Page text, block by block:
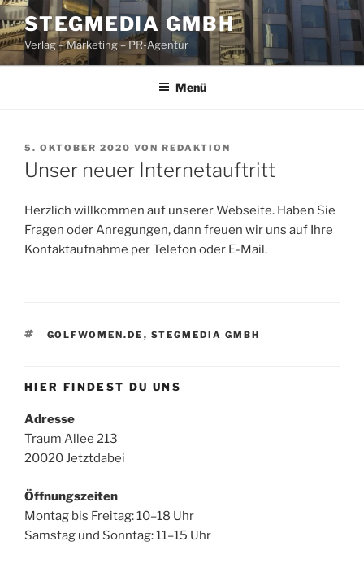
Zum
Inhalt
springen
STEGMEDIA GMBH
Verlag – Marketing – PR-Agentur
Menü
VERÖFFENTLICHT
AM
5. OKTOBER 2020 VON REDAKTION
Unser neuer Internetauftritt
Herzlich willkommen auf unserer Webseite. Haben Sie
Fragen oder Anregungen, dann freuen wir uns auf Ihre
Kontaktaufnahme per Telefon oder E-Mail.
SCHLAGWÖRTER
GOLFWOMEN.DE , STEGMEDIA GMBH
HIER FINDEST DU UNS
Adresse
Traum Allee 213
20020 Jetztdabei
Öffnungszeiten
Montag bis Freitag: 10–18 Uhr
Samstag und Sonntag: 11–15 Uhr